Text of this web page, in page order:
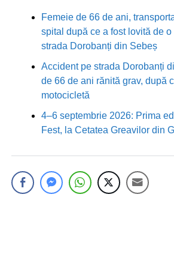
Femeie de 66 de ani,
spital după ce a fost lovită de
strada Dorobanți din Sebeș
Accident pe strada Dorobanți
de 66 de ani rănită grav, după
motocicletă
4–6 septembrie 2026: Prima
Fest, la Cetatea Greavilor din